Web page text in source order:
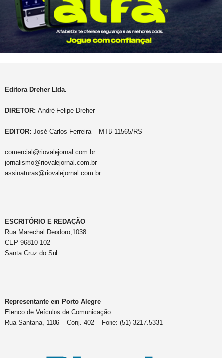
Editora Dreher Ltda.
DIRETOR: André Felipe Dreher
EDITOR: José Carlos Ferreira – MTB 11565/RS
comercial@riovalejornal.com.br
jornalismo@riovalejornal.com.br
assinaturas@riovalejornal.com.br
ESCRITÓRIO E REDAÇÃO
Rua Marechal Deodoro,1038
CEP 96810-102
Santa Cruz do Sul.
Representante em Porto Alegre
Elenco de Veículos de Comunicação
Rua Santana, 1106 – Conj. 402 – Fone: (51) 3217.5331